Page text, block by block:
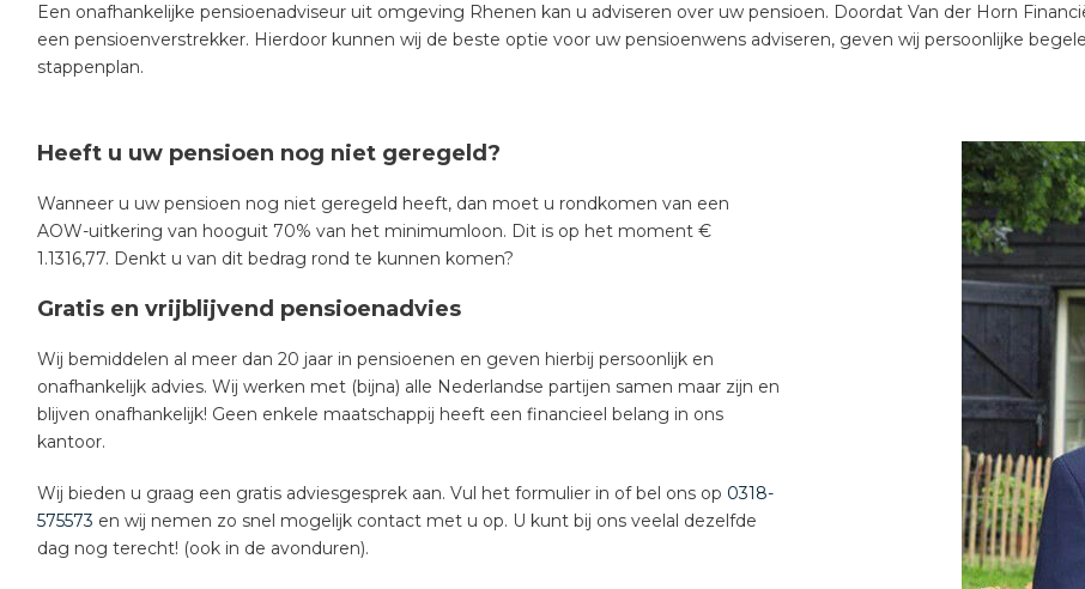
Een onafhankelijke pensioenadviseur uit omgeving Rhenen kan u adviseren over uw pensioen. Doordat Van der Horn
een pensioenverstrekker. Hierdoor kunnen wij de beste optie voor uw pensioenwens adviseren, geven wij persoonlijke
stappenplan.
Heeft u uw pensioen nog niet geregeld?
Wanneer u uw pensioen nog niet geregeld heeft, dan moet u rondkomen van een
AOW-uitkering van hooguit 70% van het minimumloon. Dit is op het moment €
1.1316,77. Denkt u van dit bedrag rond te kunnen komen?
Gratis en vrijblijvend pensioenadvies
Wij bemiddelen al meer dan 20 jaar in pensioenen en geven hierbij persoonlijk en
onafhankelijk advies. Wij werken met (bijna) alle Nederlandse partijen samen maar zijn en
blijven onafhankelijk! Geen enkele maatschappij heeft een financieel belang in ons
kantoor.
Wij bieden u graag een gratis adviesgesprek aan. Vul het formulier in of bel ons op 0318-
575573 en wij nemen zo snel mogelijk contact met u op. U kunt bij ons veelal dezelfde
dag nog terecht! (ook in de avonduren).